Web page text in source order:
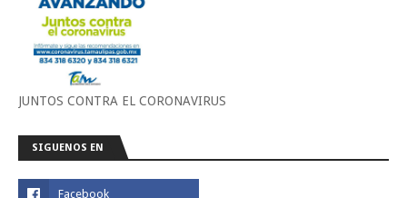
JUNTOS CONTRA EL CORONAVIRUS
SIGUENOS EN